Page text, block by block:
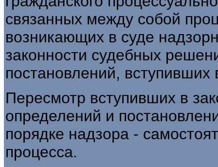
связанных между собой
возникающих в суде
законности судебных
постановлений, вступивших
Пересмотр вступивших в
определений и
порядке надзора -
процесса.